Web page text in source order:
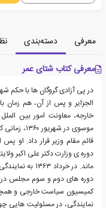
معرفی دسته‌بندی
معرفی کتاب شتای عمر
در پی آزادی گروگان ها با حکم
الجزایر و پس از آن، هم زمان
خارجه، معاونت امور بین
موسوی در
قائم مقام وزیر قرار داد.
دوره ی وزارت دکتر علی اکبر
ماند. در
دوره های دوم و سوم مجلس در
کمیسیون سیاست خارجی و
نمایندگی، در مسئولیت هایی